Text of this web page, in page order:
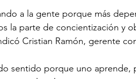
a la gente porque más
la parte de concientización y
Cristian Ramón, gerente
sentido porque uno aprende,